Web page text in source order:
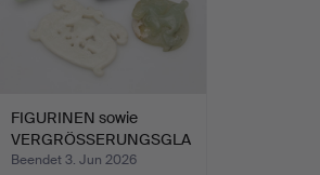
FIGURINEN sowie
VERGRÖSSERUNGSGLA
S, 3 Teil…
Beendet 3. Jun 2026